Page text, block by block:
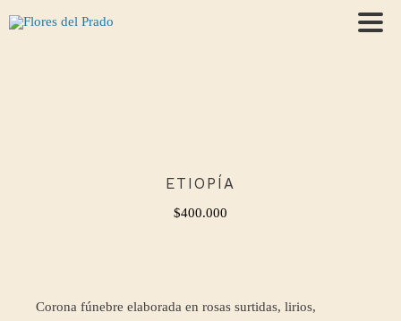
ETIOPÍA
$400.000
Corona fúnebre elaborada en rosas surtidas, lirios,